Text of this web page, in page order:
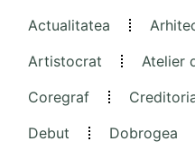
Actualitatea
Artistocrat
Atelier
Coregraf
Debut
Dobrogea